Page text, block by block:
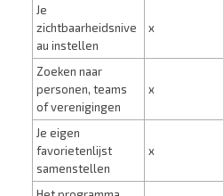
Je
zichtbaarheidsnive
au instellen
x
Zoeken naar
personen, teams
of verenigingen
x
Je eigen
favorietenlijst
samenstellen
x